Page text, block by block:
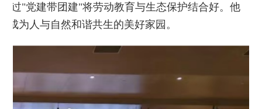
过"党建带团建"将劳动教育与生态保护结合好。他
为人与自然和谐共生的美好家园。